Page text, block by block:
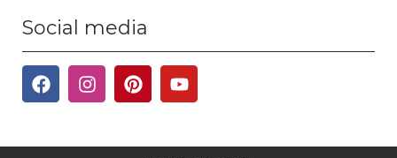
Social media